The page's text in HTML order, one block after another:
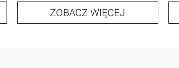
ZOBACZ WIĘCEJ